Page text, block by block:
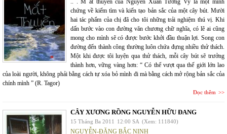
.. . M ắt thuyền của Nguyễn Xuân Tường Vy là một minh
chứng về kiếm tìm và kiến tạo bản sắc của một cây bút. Mười
hai tác phẩm của chị đã cho tôi những trải nghiệm thú vị. Khi
dấn bước vào con đường văn chương chữ nghĩa, có lẽ ai cũng
mong cho mình sẽ có được bước khởi đầu thuận lợi. Song con
đường đến thành công thường luôn chứa đựng nhiều thử thách.
Một khi được tôi luyện qua thử thách, mỗi cây bút sẽ trưởng
thành hơn, vững vàng hơn: “ Có thể vượt qua thế giới lớn lao
của loài người, không phải bằng cách tự xóa bỏ mình đi mà bằng cách mở rộng bản sắc của
chính mình ” (R. Tagor)
Đọc thêm
CÂY XƯƠNG RỒNG NGUYỄN HỮU ĐANG
15 Tháng Ba 2011 12:00 SA (Xem: 111840)
NGUYỄN-ĐẶNG BẮC NINH